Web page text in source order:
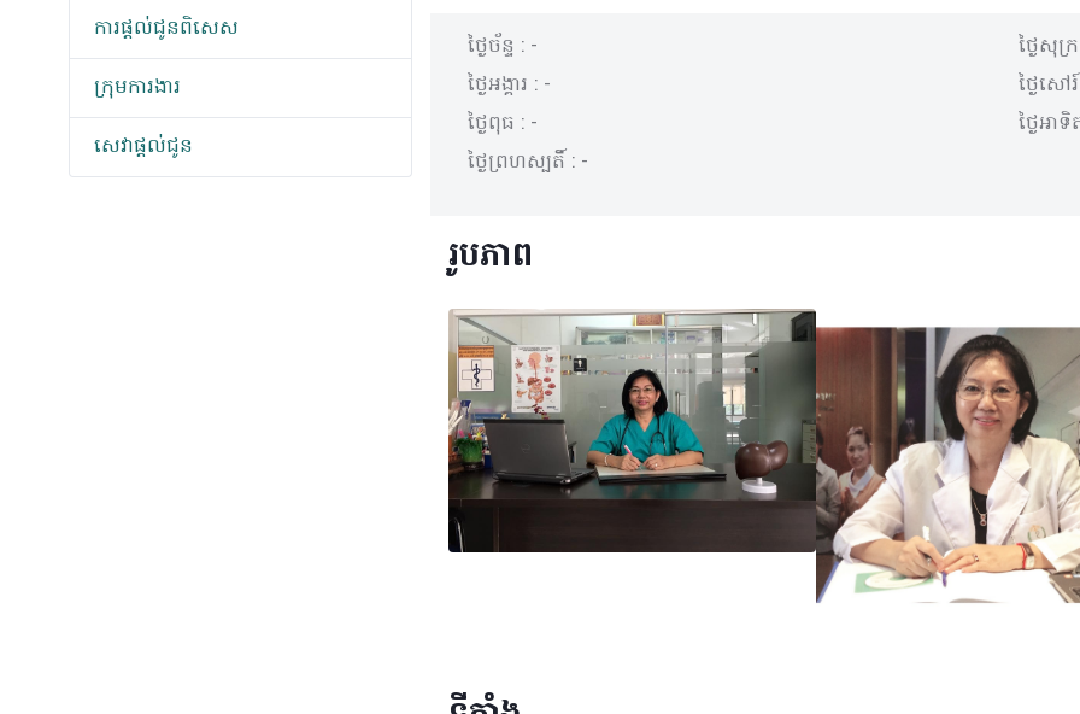
ការផ្តល់ជូនពិសេស
ក្រុមការងារ
សេវាផ្តល់ជូន
ថ្ងៃច័ន្ទ : -
ថ្ងៃអង្គារ : -
ថ្ងៃពុធ : -
ថ្ងៃព្រហស្បតិ៍ : -
ថ្ងៃសុក្
ថ្ងៃសៅ
ថ្ងៃអាទិ
រូបភាព